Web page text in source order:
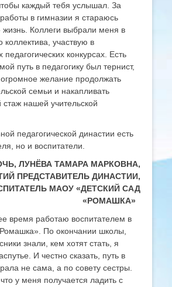
каждый тебя услышал. За
в гимназии я стараюсь
жизнь. Коллеги выбрали меня в
коллектива, участвую в
конкурсах. Есть
путь в педагогику был тернист,
желание продолжать
семьи и накапливать
стаж нашей учительской
педагогической династии есть
но и воспитатели.
ЛУНЁВА ТАМАРА МАРКОВНА,
ПРЕДСТАВИТЕЛЬ ДИНАСТИИ,
МАОУ «ДЕТСКИЙ САД
«РОМАШКА»
время работаю воспитателем в
По окончании школы,
знали, кем хотят стать, я
И честно сказать, путь в
не сама, а по совету сестры.
у меня получается ладить с